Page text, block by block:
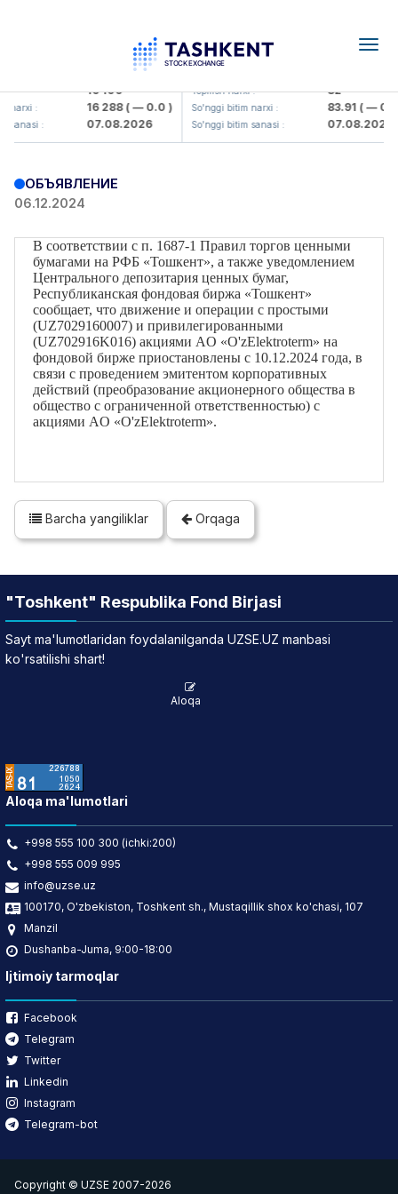
: 16 100
narxi : 16 288( — 0.0 )
sanasi : 07.08.2026
KFSK (<Kafolat sug'urta
Yopilish narxi : 82
So'nggi bitim narxi : 83.91( — 0.0
So'nggi bitim sanasi : 07.08.2026
ОБЪЯВЛЕНИЕ
06.12.2024
В соответствии с п. 1687-1 Правил торгов ценными
бумагами на РФБ «Тошкент», а также уведомлением
Центрального депозитария ценных бумаг,
Республиканская фондовая биржа «Тошкент»
сообщает, что движение и операции с простыми
(UZ7029160007) и привилегированными
(UZ702916K016) акциями АO «O'zElektroterm» на
фондовой бирже приостановлены с 10.12.2024 года, в
связи с проведением эмитентом корпоративных
действий (преобразование акционерного общества в
общество с ограниченной ответственностью) с
акциями АO «O'zElektroterm».
Barcha yangiliklar Orqaga
"Toshkent" Respublika Fond Birjasi
Sayt ma'lumotlaridan foydalanilganda UZSE.UZ manbasi
ko'rsatilishi shart!
Aloqa
Aloqa ma'lumotlari
+998 555 100 300 (ichki:200)
+998 555 009 995
info@uzse.uz
100170, O'zbekiston, Toshkent sh., Mustaqillik shox ko'chasi, 107
Manzil
Dushanba-Juma, 9:00-18:00
Ijtimoiy tarmoqlar
Facebook
Telegram
Twitter
Linkedin
Instagram
Telegram-bot
Copyright © UZSE 2007-2026